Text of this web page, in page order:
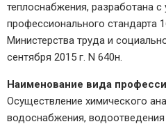
теплоснабжения, разработана с
профессионального стандарта
Министерства труда и
сентября 2015 г. N 640н.
Наименование вида
Осуществление химического
водоснабжения,